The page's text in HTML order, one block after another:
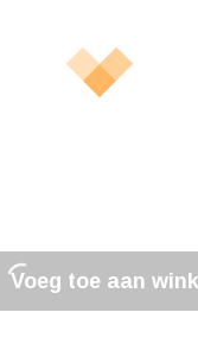
Voeg toe aan